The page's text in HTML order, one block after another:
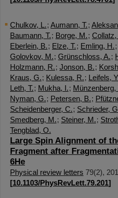
Chulkov, L.; Aumann, T.;
Baumann, T.; Borge, M.; Collatz,
Eberlein, B.; Elze, T.; Emling, H.;
Golovkov, M.; Grünschloss, A.;
Holzmann, R.; Jonson, B.;
Kraus, G.; Kulessa, R.; Leifels,
Leth, T.; Mukha, I.; Münzenberg,
Nyman, G.; Petersen, B.;
Scheidenberger, C.; Schrieder,
Smedberg, M.; Steiner, M.;
Tengblad, O.
Large Spin Alignment of
Fragment after
6He
Physical review letters 79(2),
[10.1103/PhysRevLett.79.201]